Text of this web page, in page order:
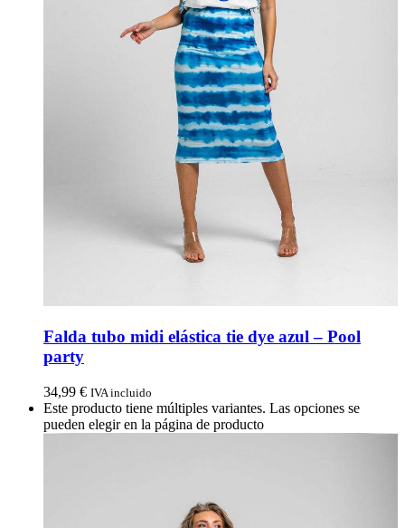
Falda tubo midi elástica tie dye azul – Pool
party
34,99 € IVA incluido
Este producto tiene múltiples variantes. Las opciones se
pueden elegir en la página de producto